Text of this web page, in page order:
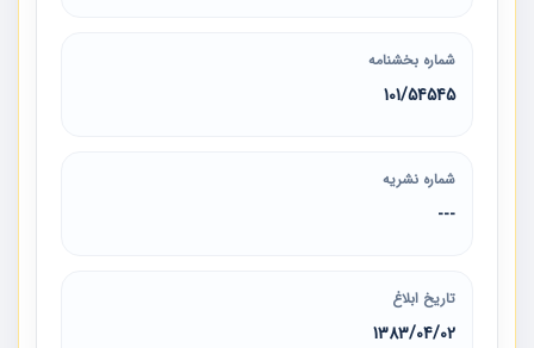
شماره بخشنامه
101/54545
شماره نشریه
---
تاریخ ابلاغ
1383/04/02